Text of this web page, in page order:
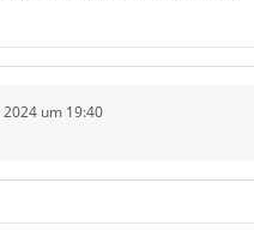
um 19:40